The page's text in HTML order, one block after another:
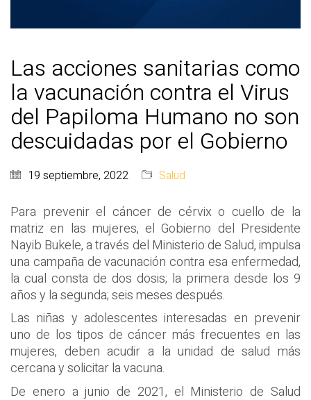
Las acciones sanitarias como
la vacunación contra el Virus
del Papiloma Humano no son
descuidadas por el Gobierno
19 septiembre, 2022 Salud
Para prevenir el cáncer de cérvix o cuello de la
matriz en las mujeres, el Gobierno del Presidente
Nayib Bukele, a través del Ministerio de Salud, impulsa
una campaña de vacunación contra esa enfermedad,
la cual consta de dos dosis; la primera desde los 9
años y la segunda; seis meses después.
Las niñas y adolescentes interesadas en prevenir
uno de los tipos de cáncer más frecuentes en las
mujeres, deben acudir a la unidad de salud más
cercana y solicitar la vacuna.
De enero a junio de 2021, el Ministerio de Salud